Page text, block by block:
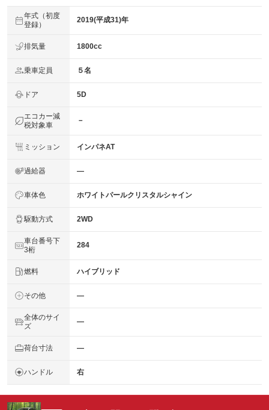
年式（初度
登録）
2019(平成31)年
排気量 1800cc
乗車定員 ５名
ドア 5D
エコカー減
税対象車
－
ミッション インパネAT
過給器 ―
車体色 ホワイトパールクリスタルシャイン
駆動方式 2WD
車台番号下
3桁
284
燃料 ハイブリッド
その他 ―
全体のサイ
ズ
―
荷台寸法 ―
ハンドル 右